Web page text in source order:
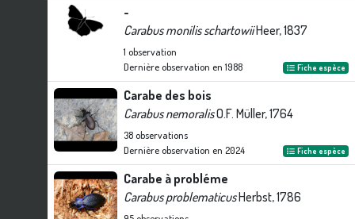
-
Carabus monilis schartowiiHeer, 1837
1 observation
Dernière observation en 1988 Fiche espèce
Carabe des bois
Carabus nemoralisO.F. Müller, 1764
38observations
Dernière observation en 2024 Fiche espèce
Carabe à probléme
Carabus problematicusHerbst, 1786